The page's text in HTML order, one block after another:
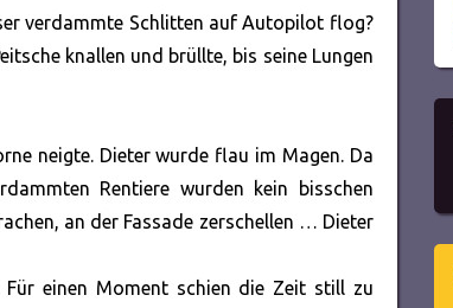
verdammte Schlitten auf Autopilot flog?
knallen und brüllte, bis seine Lungen
neigte. Dieter wurde flau im Magen. Da
Rentiere wurden kein bisschen
an der Fassade zerschellen … Dieter
einen Moment schien die Zeit still zu